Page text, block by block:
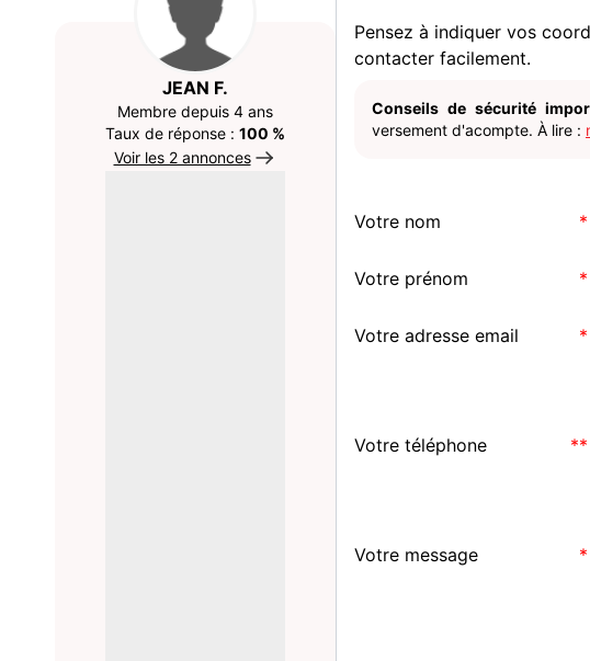
JEAN F.
Membre depuis 4 ans
Taux de réponse : 100 %
Voir les 2 annonces
Pensez à indiquer vos
contacter facilement.
Conseils de sécurité
versement d'acompte. À lire :
Votre nom
Votre prénom
Votre adresse email
Votre téléphone
Votre message